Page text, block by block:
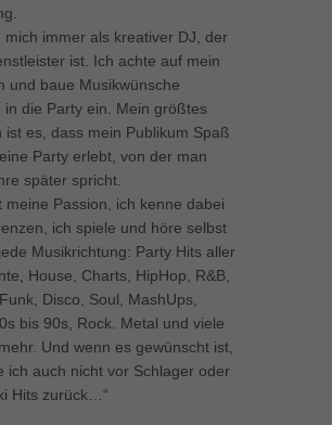
mich immer als kreativer DJ, der
ist. Ich achte auf mein
und baue Musikwünsche
in die Party ein. Mein größtes
ist es, dass mein Publikum Spaß
Party erlebt, von der man
später spricht.
meine Passion, ich kenne dabei
ich spiele und höre selbst
Musikrichtung: Party Hits aller
House, Charts, HipHop, R&B,
Disco, Soul, MashUps,
bis 90s, Rock. Metal und viele
Und wenn es gewünscht ist,
ich auch nicht vor Schlager oder
Hits zurück…“
Wenn Cookies von externen Medien akzeptiert
auf diese Inhalte keiner manuellen Einwilligung
Cookie-Informationen anzeigen
Datenschutzerklärung